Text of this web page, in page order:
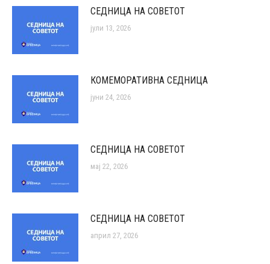
СЕДНИЦА НА СОВЕТОТ
јули 13, 2026
КОМЕМОРАТИВНА СЕДНИЦА
јуни 24, 2026
СЕДНИЦА НА СОВЕТОТ
мај 22, 2026
СЕДНИЦА НА СОВЕТОТ
април 27, 2026